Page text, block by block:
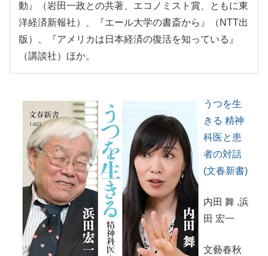
動』（岩田一政との共著、エコノミスト賞、ともに東
洋経済新報社）、『エール大学の書斎から』（NTT出
版）、『アメリカは日本経済の復活を知っている』
（講談社）ほか。
うつを生
きる 精神
科医と患
者の対話
(文春新書)
内田 舞 ,浜
田 宏一
文藝春秋